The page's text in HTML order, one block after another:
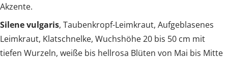
Akzente.
Silene vulgaris, Taubenkropf-Leimkraut, Aufgeblasenes
Leimkraut, Klatschnelke, Wuchshöhe 20 bis 50 cm mit
tiefen Wurzeln, weiße bis hellrosa Blüten von Mai bis Mitte